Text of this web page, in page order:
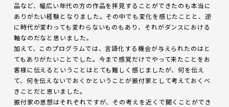
品など、幅広い年代の方の作品を拝見することができたのも本当に
ありがたい経験となりました。その中でも変化を感じたことと、逆
に時代が変わっても変わらないものもあり、それがダンスにおける
軸なのだなと思いました。
加えて、このプログラムでは、言語化する機会が与えられたのはと
てもありがたいことでした。今まで感覚だけでやって来たことをお
客様に伝えるということはとても難しく感じましたが、何を伝え
て、何を伝えないでおくかということが振付家として考えておくべ
きことだと思いました。
振付家の思想はそれぞれですが、その考えを近くで聞くことができ